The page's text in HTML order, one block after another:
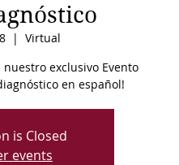
  |
Virtual
exclusivo Evento
en español!
is Closed
events